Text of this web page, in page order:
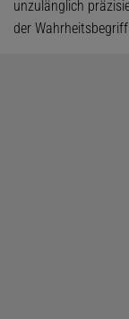
unzulänglich
der